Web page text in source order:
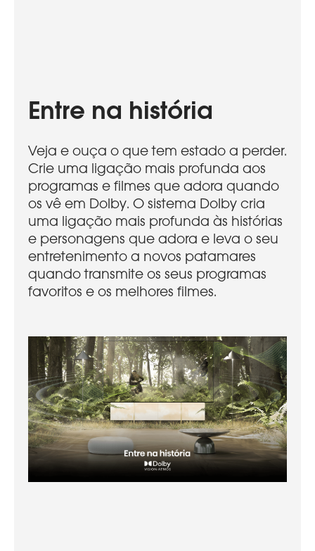
Entre na história
Veja e ouça o que tem estado a perder.
Crie uma ligação mais profunda aos
programas e filmes que adora quando
os vê em Dolby. O sistema Dolby cria
uma ligação mais profunda às histórias
e personagens que adora e leva o seu
entretenimento a novos patamares
quando transmite os seus programas
favoritos e os melhores filmes.